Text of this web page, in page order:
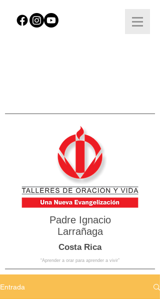
Padre Ignacio
Larrañaga
Costa Rica
“Aprender a orar para aprender a vivir”
Entrada